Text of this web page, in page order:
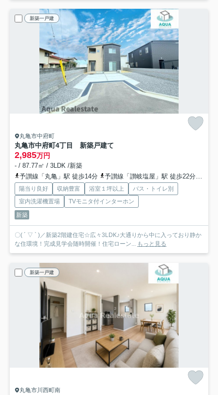
新築一戸建
丸亀市中府町
丸亀市中府町4丁目 新築戸建て
2,985万円
- / 87.77㎡ / 3LDK /新築
予讃線「丸亀」駅 徒歩14分
予讃線「讃岐塩屋」駅 徒歩22分
陽当り良好 収納豊富 浴室１坪以上
バス・トイレ別
室内洗濯機置場
TVモニタ付インターホン
新築
〇( ´ ▽ ` )／新築2階建住宅☆広々3LDK♪大通りから中に入っており静か
な住環境！完成見学会随時開催！住宅ローン... もっと見る
新築一戸建
丸亀市川西町南